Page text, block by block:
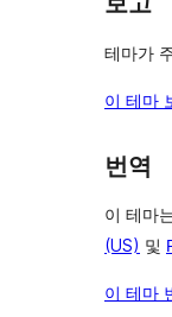
테마가
이 테마
번역
이 테마
(US) 및
이 테마